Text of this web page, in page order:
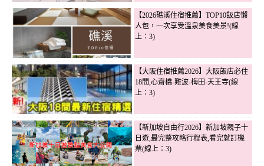
【2026礁溪住宿推薦】TOP10飯店懶
人包，一次享受溫泉美食美景!(線
上：3)
【大阪住宿推薦2026】大阪飯店必住
18間,心齋橋-難波-梅田-天王寺(線
上：3)
【新加坡自由行2026】新加坡親子十
日遊,最完整攻略行程表,看完就訂機
票(線上：3)